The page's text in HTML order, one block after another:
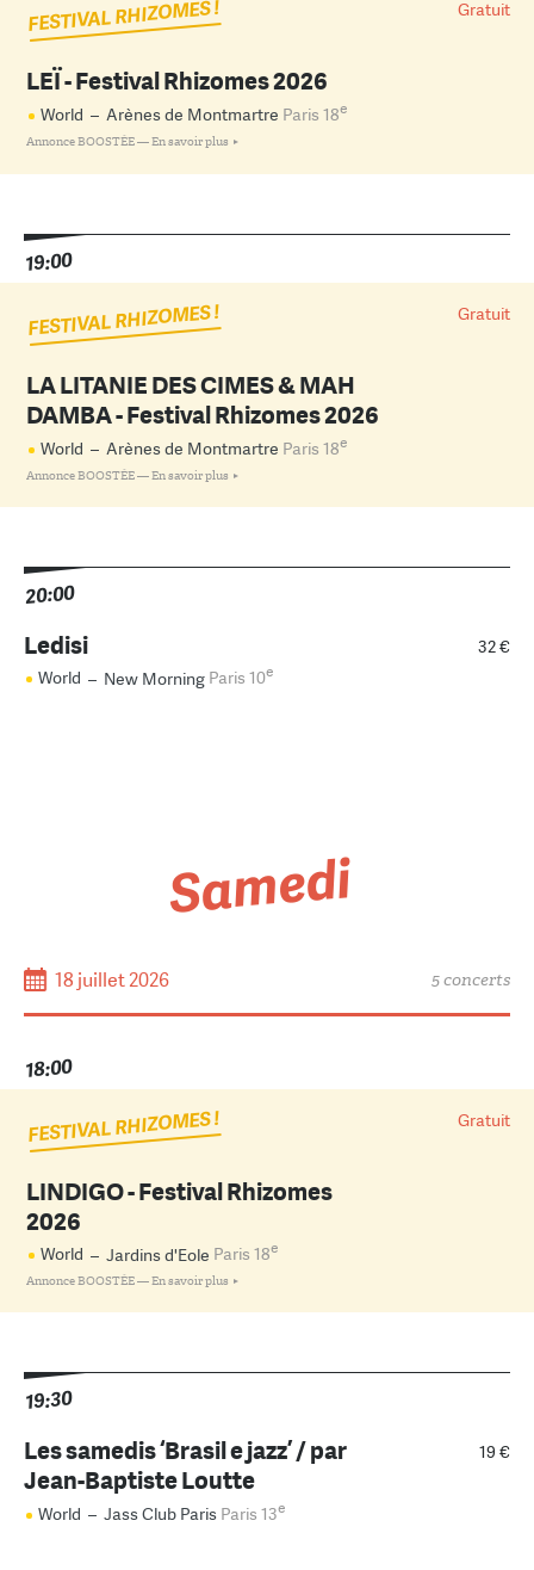
Gratuit
FESTIVAL RHIZOMES !
LEÏ - Festival Rhizomes 2026
World – Arènes de Montmartre Paris 18e
Annonce BOOSTÉE —En savoir plus
19:00
Gratuit
FESTIVAL RHIZOMES !
LA LITANIE DES CIMES & MAH
DAMBA - Festival Rhizomes 2026
World – Arènes de Montmartre Paris 18e
Annonce BOOSTÉE —En savoir plus
20:00
32 €
Ledisi
World – New Morning Paris 10e
Samedi
18 juillet 2026 5 concerts
18:00
Gratuit
FESTIVAL RHIZOMES !
LINDIGO - Festival Rhizomes
2026
World – Jardins d'Eole Paris 18e
Annonce BOOSTÉE —En savoir plus
19:30
19 €
Les samedis ‘Brasil e jazz’ / par
Jean-Baptiste Loutte
World – Jass Club Paris Paris 13e